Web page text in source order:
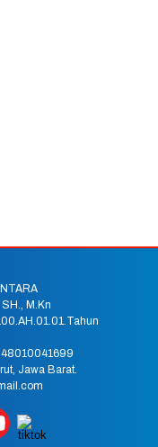
M.Kn
Jawa Barat.